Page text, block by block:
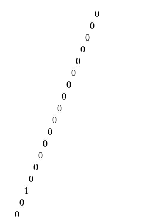
0
0
0
0
0
0
0
0
0
0
0
0
0
0
0
1
0
0